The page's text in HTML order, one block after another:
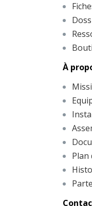
À
Plan